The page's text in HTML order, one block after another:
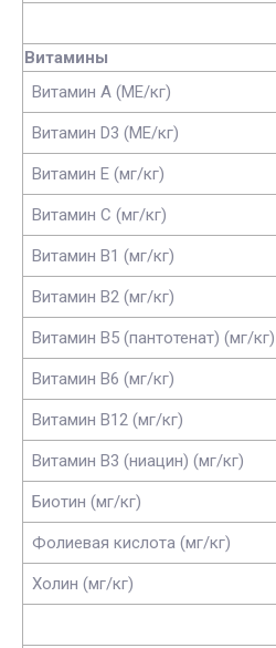
Витамины
Витамин А (МЕ/кг)
Витамин D3 (МЕ/кг)
Витамин Е (мг/кг)
Витамин С (мг/кг)
Витамин В1 (мг/кг)
Витамин В2 (мг/кг)
Витамин В5 (пантотенат) (мг/кг)
Витамин В6 (мг/кг)
Витамин В12 (мг/кг)
Витамин В3 (ниацин) (мг/кг)
Биотин (мг/кг)
Фолиевая кислота (мг/кг)
Холин (мг/кг)